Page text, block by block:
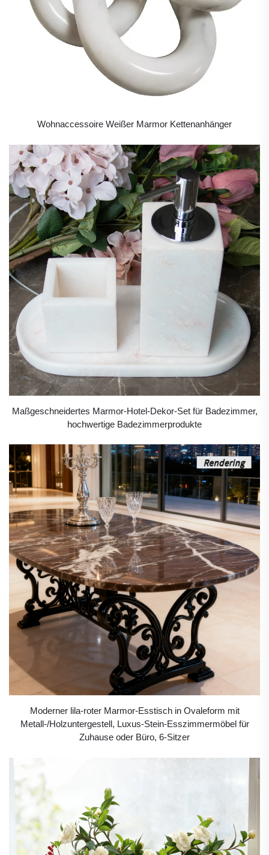
Wohnaccessoire Weißer Marmor Kettenanhänger
Maßgeschneidertes Marmor-Hotel-Dekor-Set für Badezimmer,
hochwertige Badezimmerprodukte
Moderner lila-roter Marmor-Esstisch in Ovaleform mit
Metall-/Holzuntergestell, Luxus-Stein-Esszimmermöbel für
Zuhause oder Büro, 6-Sitzer